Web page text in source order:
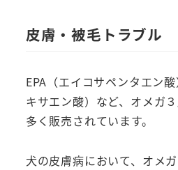
皮膚・被毛トラブル
EPA（エイコサペンタエン
キサエン酸）など、オメガ
多く販売されています。
犬の皮膚病において、オメ